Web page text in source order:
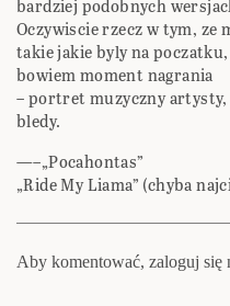
bardziej podobnych
Oczywiscie rzecz w tym, ze
takie jakie byly na
bowiem moment nagrania
– portret muzyczny
bledy.
—–„Pocahontas”
„Ride My Liama” (chyba
Aby komentować, zaloguj się